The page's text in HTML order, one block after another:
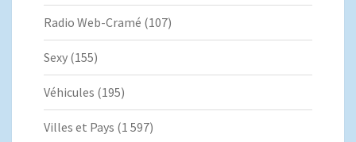
Radio Web-Cramé (107)
Sexy (155)
Véhicules (195)
Villes et Pays (1 597)